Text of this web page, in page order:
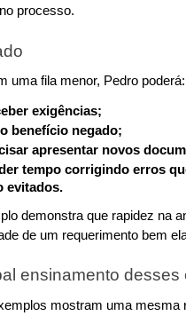
processo.
uma fila menor, Pedro poderá:
exigências;
benefício negado;
apresentar novos
tempo corrigindo erros
evitados.
demonstra que rapidez na
de um requerimento bem
ensinamento desses
mostram uma mesma